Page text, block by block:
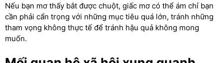
Nếu bạn mơ thấy bắt được chuột, giấc mơ có thể ám chỉ bạn
cần phải cẩn trọng với những mục tiêu quá lớn, tránh những
tham vọng không thực tế để tránh hậu quả không mong
muốn.